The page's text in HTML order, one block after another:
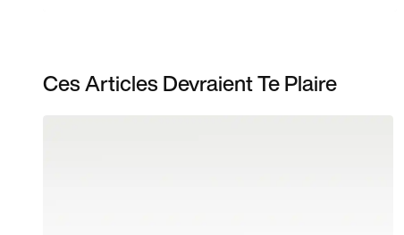
Ces Articles Devraient Te Plaire